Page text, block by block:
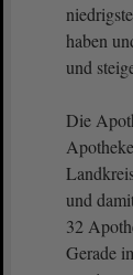
haben
und
Die
und
32
Gerade